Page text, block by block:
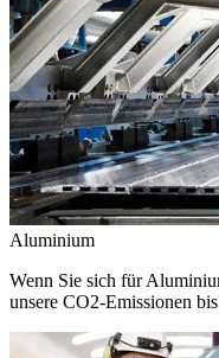
Aluminium
Wenn Sie sich für
unsere CO2-Emissionen